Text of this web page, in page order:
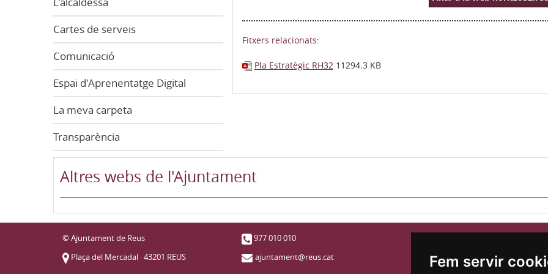
Fem servir
Cartes de serveis
Comunicació
Espai d'Aprenentatge Digital
La meva carpeta
Transparència
Fitxers relacionats:
Pla Estratègic RH32 11294.3 KB
Altres webs de l'Ajuntament
© Ajuntament de Reus
Plaça del Mercadal · 43201 REUS
977 010 010
ajuntament@reus.cat
Mapa Web